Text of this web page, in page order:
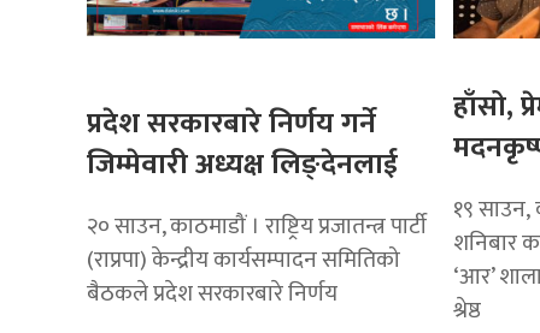
प्रदेश सरकारबारे निर्णय गर्ने
जिम्मेवारी अध्यक्ष लिङ्देनलाई
२० साउन, काठमाडौं । राष्ट्रिय प्रजातन्त्र पार्टी
(राप्रपा) केन्द्रीय कार्यसम्पादन समितिको
बैठकले प्रदेश सरकारबारे निर्णय
हाँसो,
१९ साउन,
शनिबार
‘आर’
श्रेष्ठ